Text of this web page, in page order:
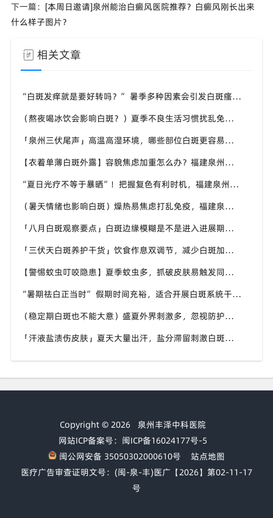
下一篇： [本周日邀请]泉州能治白癜风医院推荐？白癜风刚长出来
什么样子图片？
相关文章
“白斑发痒就是要好转吗？” 暑季多种因素会引发白斑瘙痒，福建泉州中科白癜风医院教你分清白斑瘙痒诱因
（熬夜喝冰饮会影响白斑？）夏季不良生活习惯扰乱免疫，福建泉州中科白癜风医院提醒白斑患者做好日常养护
「泉州三伏尾声」高温高湿环境，哪些部位白斑更容易扩散？福建泉州中科白癜风医院盘点夏季白斑高发位置
【衣着单薄白斑外露】容貌焦虑加重怎么办？福建泉州中科白癜风医院助力本地白癜风患者科学应对夏季白斑困扰
“夏日光疗不等于暴晒”！把握复色有利时机，福建泉州中科白癜风医院讲讲白癜风夏季诊疗的注意事项
（暑天情绪也影响白斑）燥热易焦虑打乱免疫，福建泉州中科白癜风医院分享白癜风患者夏季情绪调节小技巧
「八月白斑观察要点」白斑边缘模糊是不是进入进展期？福建泉州中科白癜风医院教你辨别白斑病情变化信号
「三伏天白斑养护干货」饮食作息双调节，减少白斑加重诱因，福建泉州中科白癜风医院为福建白斑群体科普实用知识
【警惕蚊虫叮咬隐患】夏季蚊虫多，抓破皮肤易触发同形反应，福建泉州中科白癜风医院提醒白癜风患者做好防蚊护理
“暑期祛白正当时” 假期时间充裕，适合开展白斑系统干预，福建泉州中科白癜风医院分型分期定制白斑康复方案
（稳定期白斑也不能大意）盛夏外界刺激多，忽视防护也会复发，福建泉州中科白癜风医院分享白癜风夏季维持护理知识
「汗液盐渍伤皮肤」夏天大量出汗，盐分滞留刺激白斑患处，福建泉州中科白癜风医院讲解白癜风患者夏日皮肤清洁要点
Copyright © 2026 泉州丰泽中科医院
网站ICP备案号：闽ICP备16024177号-5
闽公网安备 35050302000610号
站点地图
医疗广告审查证明文号：(闽-泉-丰)医广【2026】第02-11-17
号